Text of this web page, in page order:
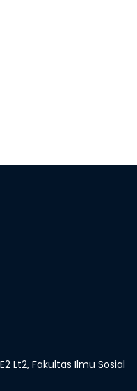
Lt2, Fakultas Ilmu Sosial